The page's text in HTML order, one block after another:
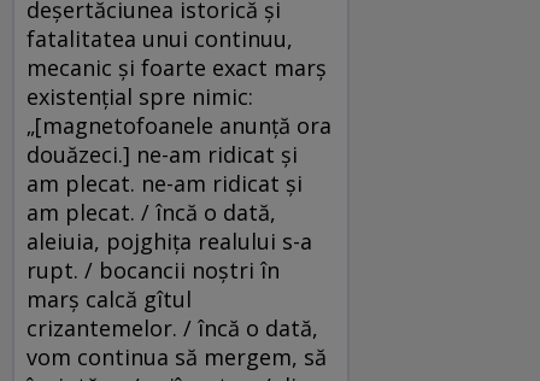
deşertăciunea istorică şi
fatalitatea unui continuu,
mecanic şi foarte exact marş
existenţial spre nimic:
„[magnetofoanele anunţă ora
douăzeci.] ne-am ridicat şi
am plecat. ne-am ridicat şi
am plecat. / încă o dată,
aleiuia, pojghiţa realului s-a
rupt. / bocancii noştri în
marş calcă gîtul
crizantemelor. / încă o dată,
vom continua să mergem, să